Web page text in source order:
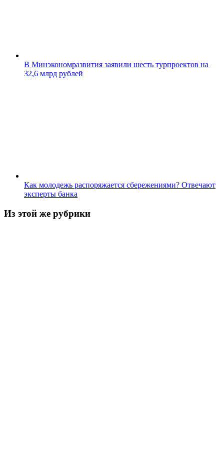
В Минэкономразвития заявили шесть турпроектов на
32,6 млрд рублей
Как молодежь распоряжается сбережениями? Отвечают
эксперты банка
Из этой же рубрики